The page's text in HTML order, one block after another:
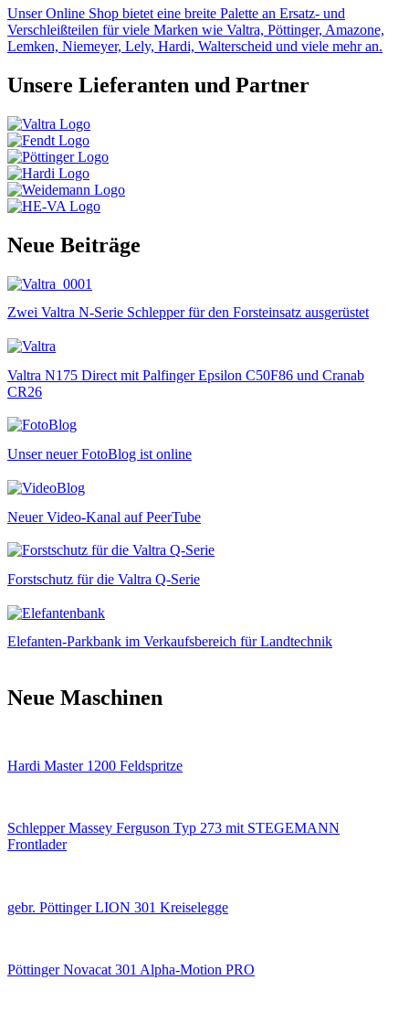
Unser Online Shop bietet eine breite Palette an Ersatz- und
Verschleißteilen für viele Marken wie Valtra, Pöttinger, Amazone,
Lemken, Niemeyer, Lely, Hardi, Walterscheid und viele mehr an.
Unsere Lieferanten und Partner
Neue Beiträge
Zwei Valtra N-Serie Schlepper für den Forsteinsatz ausgerüstet
Valtra N175 Direct mit Palfinger Epsilon C50F86 und Cranab
CR26
Unser neuer FotoBlog ist online
Neuer Video-Kanal auf PeerTube
Forstschutz für die Valtra Q-Serie
Elefanten-Parkbank im Verkaufsbereich für Landtechnik
Neue Maschinen
Hardi Master 1200 Feldspritze
Schlepper Massey Ferguson Typ 273 mit STEGEMANN
Frontlader
gebr. Pöttinger LION 301 Kreiselegge
Pöttinger Novacat 301 Alpha-Motion PRO